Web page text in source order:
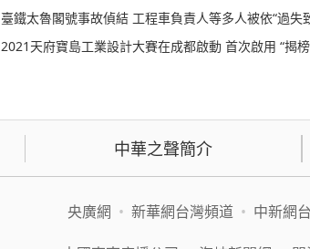
臺鐵太魯閣號事故偵結 工程車負責人等多人被依“過失
2021天府寶島工業設計大賽在成都啟動 首次啟用 “揭
中華之聲簡介
央廣網 • 新華網台灣頻道 • 中新網